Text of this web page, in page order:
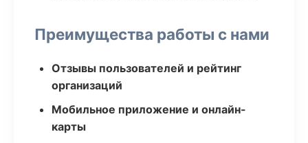
Преимущества работы с нами
Отзывы пользователей и рейтинг
организаций
Мобильное приложение и онлайн-
карты